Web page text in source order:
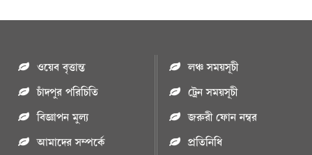
ওয়েব বৃত্তান্ত
চাঁদপুর পরিচিতি
বিজ্ঞাপন মুল্য
আমাদের সম্পর্কে
লঞ্চ সময়সূচী
ট্রেন সময়সূচী
জরুরী ফোন নম্বর
প্রতিনিধি